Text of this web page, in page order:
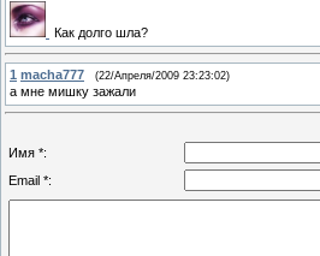
Как долго шла?
1 macha777 (22/Апреля/2009 23:23:02)
а мне мишку зажали
Имя *:
Email *: